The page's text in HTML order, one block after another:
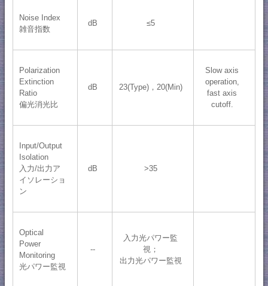
Noise Index
雑音指数
dB ≤5
Polarization
Extinction
Ratio
偏光消光比
dB 23(Type)，20(Min)
Slow axis
operation,
fast axis
cutoff.
Input/Output
Isolation
入力/出力ア
イソレーショ
ン
dB >35
Optical
Power
Monitoring
光パワー監視
--
入力光パワー監
視；
出力光パワー監視